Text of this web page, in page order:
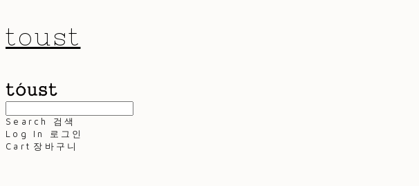
toust
Search
검색
Log In
로그인
Cart 장바구니